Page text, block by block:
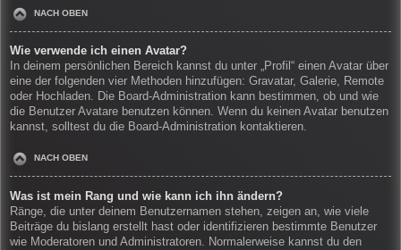
NACH OBEN
Wie verwende ich einen Avatar?
In deinem persönlichen Bereich kannst du unter „Profil“ einen Avatar über
eine der folgenden vier Methoden hinzufügen: Gravatar, Galerie, Remote
oder Hochladen. Die Board-Administration kann bestimmen, ob und wie
die Benutzer Avatare benutzen können. Wenn du keinen Avatar benutzen
kannst, solltest du die Board-Administration kontaktieren.
NACH OBEN
Was ist mein Rang und wie kann ich ihn ändern?
Ränge, die unter deinem Benutzernamen stehen, zeigen an, wie viele
Beiträge du bislang erstellt hast oder identifizieren bestimmte Benutzer
wie Moderatoren und Administratoren. Normalerweise kannst du den